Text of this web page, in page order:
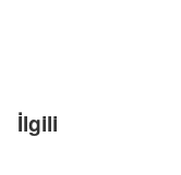
İlgili